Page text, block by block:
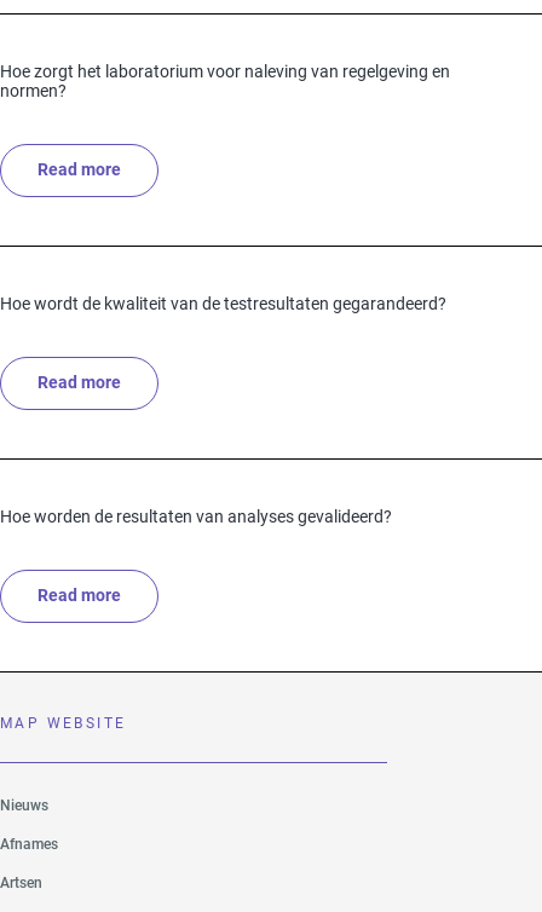
Hoe zorgt het laboratorium voor naleving van regelgeving en
normen?
Read more about Hoe zorgt het laboratorium voor naleving van
Hoe wordt de kwaliteit van de testresultaten gegarandeerd?
Read more about Hoe wordt de kwaliteit van de testresultaten
Hoe worden de resultaten van analyses gevalideerd?
Read more about Hoe worden de resultaten van analyses
MAP WEBSITE
Nieuws
Afnames
Artsen